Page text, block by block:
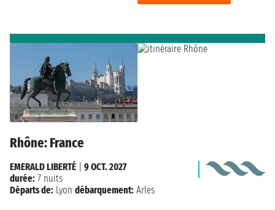
Rhône: France
EMERALD LIBERTÉ
9 OCT. 2027
durée: 7 nuits
Départs de: Lyon débarquement: Arles